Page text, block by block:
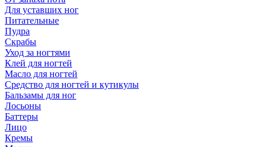
Для уставших ног
Питательные
Пудра
Скрабы
Уход за ногтями
Клей для ногтей
Масло для ногтей
Средство для ногтей и кутикулы
Бальзамы для ног
Лосьоны
Баттеры
Лицо
Кремы